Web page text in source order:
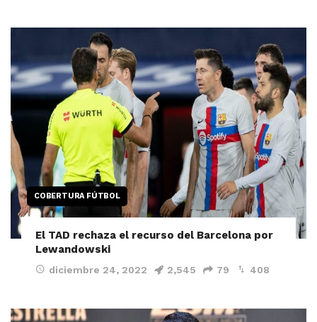
COBERTURA FÚTBOL
El TAD rechaza el recurso del Barcelona por
Lewandowski
diciembre 24, 2022 2,545 79 408